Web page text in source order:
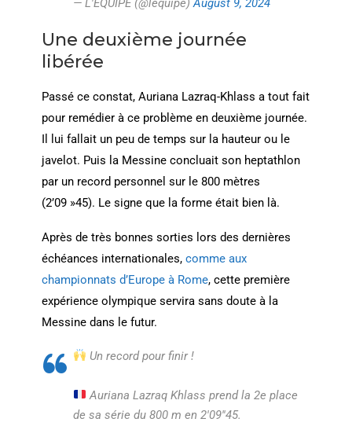
— L'ÉQUIPE (@lequipe)August 9, 2024
Une deuxième journée
libérée
Passé ce constat, Auriana Lazraq-Khlass a tout fait
pour remédier à ce problème en deuxième journée.
Il lui fallait un peu de temps sur la hauteur ou le
javelot. Puis la Messine concluait son heptathlon
par un record personnel sur le 800 mètres
(2’09 »45). Le signe que la forme était bien là.
Après de très bonnes sorties lors des dernières
échéances internationales, comme aux
championnats d’Europe à Rome, cette première
expérience olympique servira sans doute à la
Messine dans le futur.
Un record pour finir !
Auriana Lazraq Khlass prend la 2e place
de sa série du 800 m en 2'09''45.